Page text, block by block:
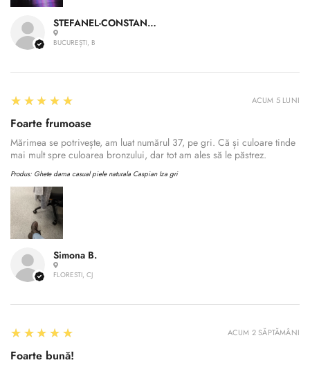
STEFANEL-CONSTANTIN A.
BUCUREȘTI, B
Simona B.
FLORESTI, CJ
5
★★★★★
Foarte frumoase
Mărimea se potrivește, am luat numărul 37, pe gri. Că și culoare tinde
mai mult spre culoarea bronzului, dar tot am ales să le păstrez.
Produs: Ghete dama casual piele naturala Caspian Iza gri
ACUM 5 LUNI
5
★★★★★
Foarte bună!
ACUM 2 SĂPTĂMÂNI